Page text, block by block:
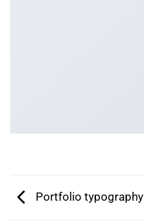
Portfolio typography